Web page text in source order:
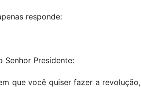
responde:
Senhor Presidente:
que você quiser fazer a revolução,